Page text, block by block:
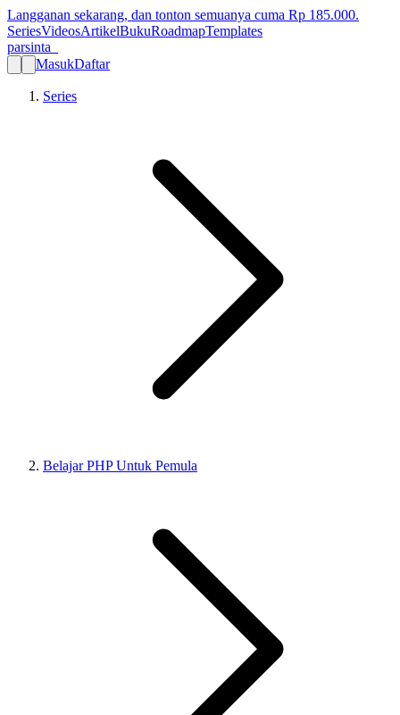
Langganan sekarang, dan tonton semuanya cuma Rp 185.000.
SeriesVideosArtikelBukuRoadmapTemplates
parsinta_
MasukDaftar
Series
Belajar PHP Untuk Pemula